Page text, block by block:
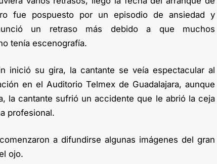
fue pospuesto por un episodio de ansiedad y
un retraso más debido a que muchos
tenía escenografía.
inició su gira, la cantante se veía espectacular al
en el Auditorio Telmex de Guadalajara, aunque
la cantante sufrió un accidente que le abrió la ceja
profesional.
a difundirse algunas imágenes del gran
ojo.